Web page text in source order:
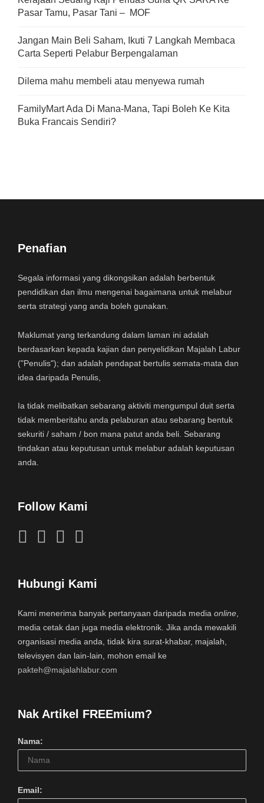
Pasar Tamu, Pasar Tani – MOF
Jangan Main Beli Saham, Ikuti 7 Langkah Membaca
Carta Seperti Pelabur Berpengalaman
Dilema mahu membeli atau menyewa rumah
FamilyMart Ada Di Mana-Mana, Tapi Boleh Ke Kita
Buka Francais Sendiri?
Penafian
Segala informasi yang dikongsikan adalah berbentuk
pendidikan dan ilmu mengenai bagaimana untuk melabur
serta strategi yang anda boleh gunakan.
Maklumat yang terkandung dalam laman ini adalah
berdasarkan kepada kajian dan penyelidikan Majalah Labur
("Penulis"); dan adalah pendapat bertulis semata-mata dan
idea daripada Penulis,
Ia tidak melibatkan sebarang aktiviti mengumpul duit serta
tidak memberitahu anda pelaburan atau sebarang bentuk
sekuriti / saham / bon mana patut anda beli. Sebarang
tindakan atau keputusan untuk melabur adalah keputusan
anda.
Follow Kami
Hubungi Kami
Kami menerima banyak pertanyaan daripada media online
media cetak dan juga media elektronik. Jika anda mewakili
organisasi media anda, tidak kira surat-khabar, majalah,
televisyen dan lain-lain, mohon email ke
pakteh@majalahlabur.com
Nak Artikel FREEmium?
Nama:
Email: